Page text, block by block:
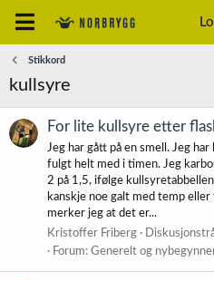
Stikkord
kullsyre
For lite kullsyre etter
Jeg har gått på en smell. Jeg
fulgt helt med i timen. Jeg
2 på 1,5, ifølge
kanskje noe galt med temp
merker jeg at det er...
Kristoffer Friberg
Forum: Generelt og